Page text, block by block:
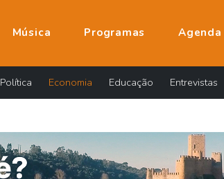
Música Programas Agenda
Política Economia Educação Entrevistas